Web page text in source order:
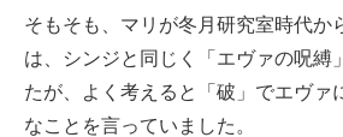
そもそも、マリが冬月研究室時代か
は、シンジと同じく「エヴァの呪縛
たが、よく考えると「破」でエヴァ
なことを言っていました。